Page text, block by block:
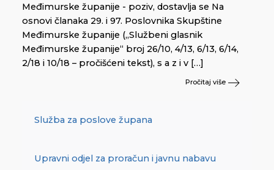
Međimurske županije - poziv, dostavlja se Na
osnovi članaka 29. i 97. Poslovnika Skupštine
Međimurske županije („Službeni glasnik
Međimurske županije“ broj 26/10, 4/13, 6/13, 6/14,
2/18 i 10/18 – pročišćeni tekst), s a z i v […]
Pročitaj više
Služba za poslove župana
Upravni odjel za proračun i javnu nabavu